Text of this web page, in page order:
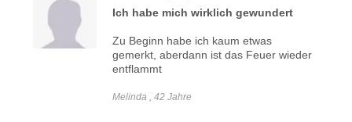
Ich habe mich wirklich gewundert
Zu Beginn habe ich kaum etwas
gemerkt, aberdann ist das Feuer wieder
entflammt
Melinda , 42 Jahre